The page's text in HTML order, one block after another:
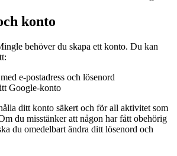
konto
behöver du skapa ett konto. Du kan
e-postadress och lösenord
Google-konto
ditt konto säkert och för all aktivitet som
du misstänker att någon har fått obehörig
du omedelbart ändra ditt lösenord och